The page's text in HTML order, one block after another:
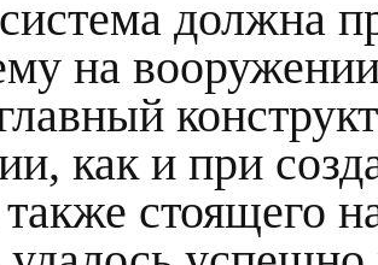
должна
на
как и при
стоящего